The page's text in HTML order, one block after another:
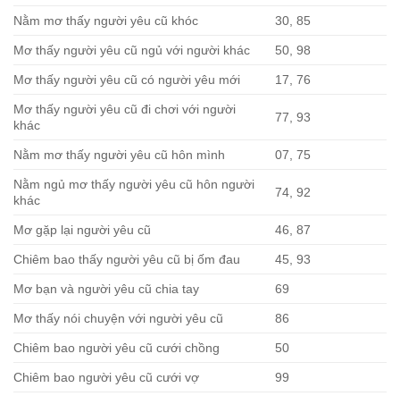
Nằm mơ thấy người yêu cũ khóc 30, 85
Mơ thấy người yêu cũ ngủ với người khác 50, 98
Mơ thấy người yêu cũ có người yêu mới 17, 76
Mơ thấy người yêu cũ đi chơi với người
khác
77, 93
Nằm mơ thấy người yêu cũ hôn mình 07, 75
Nằm ngủ mơ thấy người yêu cũ hôn người
khác
74, 92
Mơ gặp lại người yêu cũ 46, 87
Chiêm bao thấy người yêu cũ bị ốm đau 45, 93
Mơ bạn và người yêu cũ chia tay 69
Mơ thấy nói chuyện với người yêu cũ 86
Chiêm bao người yêu cũ cưới chồng 50
Chiêm bao người yêu cũ cưới vợ 99